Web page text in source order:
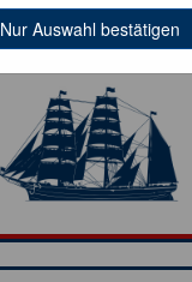
Nur Auswahl bestätigen